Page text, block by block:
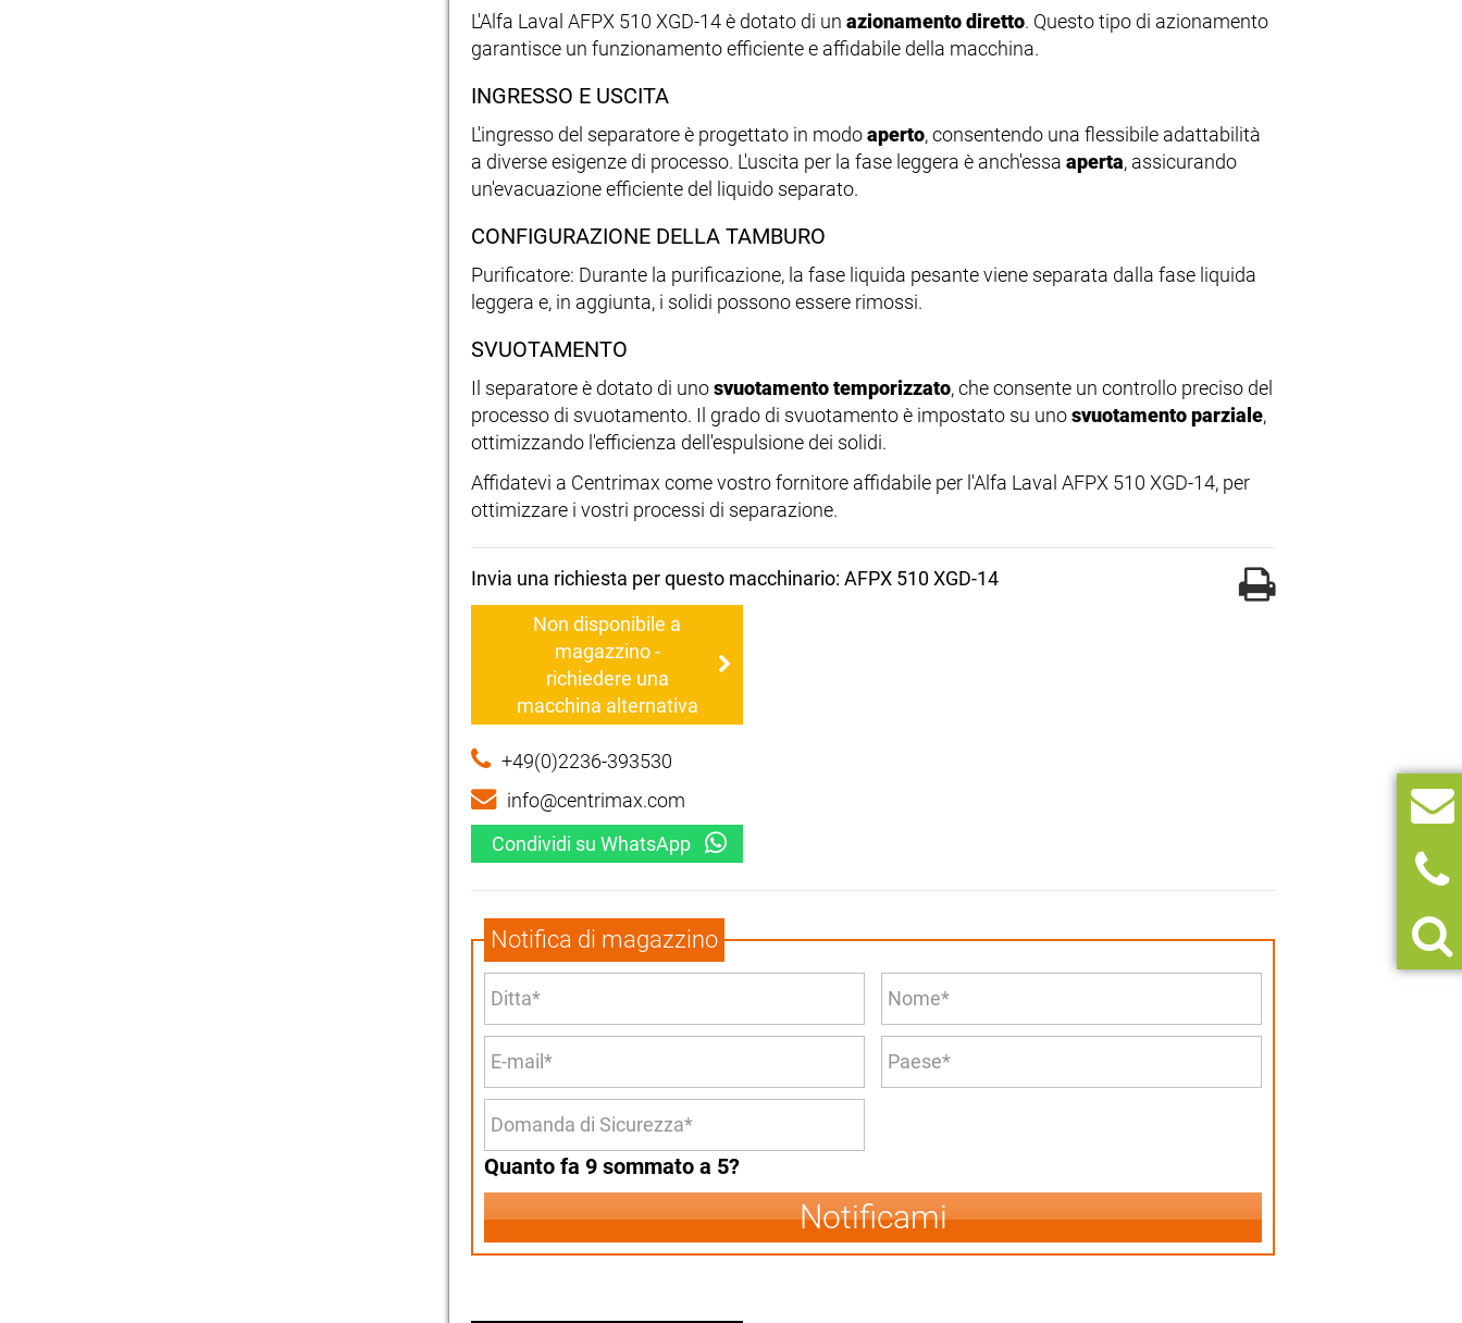
L'Alfa Laval AFPX 510 XGD-14 è dotato di un azionamento diretto. Questo tipo di azionamento
garantisce un funzionamento efficiente e affidabile della macchina.
INGRESSO E USCITA
L'ingresso del separatore è progettato in modoaperto, consentendo una flessibile adattabilità
a diverse esigenze di processo. L'uscita per la fase leggera è anch'essa aperta, assicurando
un'evacuazione efficiente del liquido separato.
CONFIGURAZIONE DELLA TAMBURO
Purificatore: Durante la purificazione, la fase liquida pesante viene separata dalla fase liquida
leggera e, in aggiunta, i solidi possono essere rimossi.
SVUOTAMENTO
Il separatore è dotato di unosvuotamento temporizzato, che consente un controllo preciso del
processo di svuotamento. Il grado di svuotamento è impostato su unosvuotamento parziale,
ottimizzando l'efficienza dell'espulsione dei solidi.
Affidatevi a Centrimax come vostro fornitore affidabile per l'Alfa Laval AFPX 510 XGD-14, per
ottimizzare i vostri processi di separazione.
Invia una richiesta per questo macchinario: AFPX 510 XGD-14
Non disponibile a
magazzino -
richiedere una
macchina alternativa
+49(0)2236-393530
info@centrimax.com
Condividi su WhatsApp
Notifica di magazzino
Quanto fa 9 sommato a 5?
Notificami